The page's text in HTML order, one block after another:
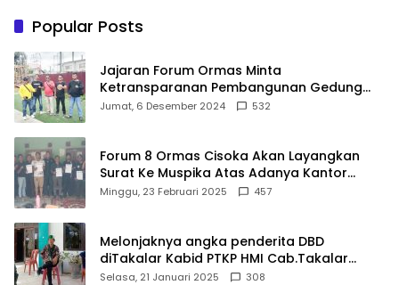
Popular Posts
Jajaran Forum Ormas Minta
Ketransparanan Pembangunan Gedung
Damkar Di Kecamatan Cisoka
Jumat, 6 Desember 2024 532
Forum 8 Ormas Cisoka Akan Layangkan
Surat Ke Muspika Atas Adanya Kantor
Matel di Cisoka
Minggu, 23 Februari 2025 457
Melonjaknya angka penderita DBD
diTakalar Kabid PTKP HMI Cab.Takalar
angkat bicara
Selasa, 21 Januari 2025 308